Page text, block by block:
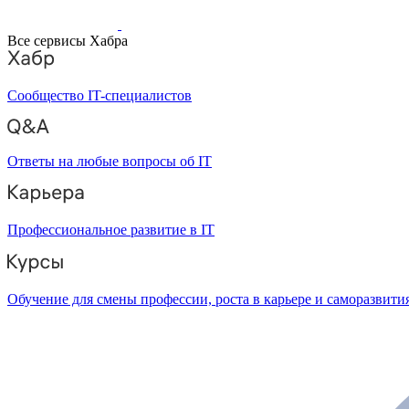
Все сервисы Хабра
Сообщество IT-специалистов
Ответы на любые вопросы об IT
Профессиональное развитие в IT
Обучение для смены профессии, роста в карьере и